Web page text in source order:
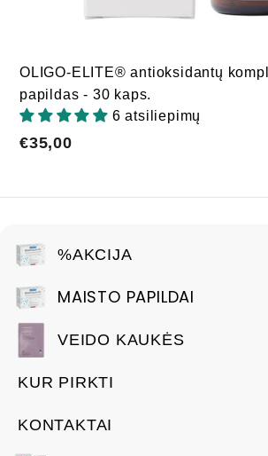
OLIGO-ELITE® antioksidantų
papildas - 30 kaps.
6 atsiliepimų
€35,00
%AKCIJA
MAISTO PAPILDAI
VEIDO KAUKĖS
KUR PIRKTI
KONTAKTAI